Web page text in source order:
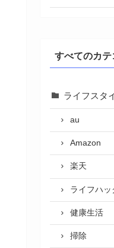
すべてのカテ
ライフスタ
au
Amazon
楽天
ライフハッ
健康生活
掃除